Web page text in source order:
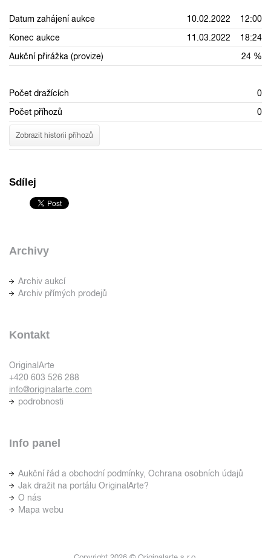
Datum zahájení aukce
10.02.2022 12:00
Konec aukce
11.03.2022 18:24
Aukční přirážka (provize)
24 %
Počet dražících
0
Počet příhozů
0
Zobrazit historii příhozů
Sdílej
Archivy
Archiv aukcí
Archiv přímých prodejů
Kontakt
OriginalArte
+420 603 526 288
info@originalarte.com
podrobnosti
Info panel
Aukční řád a obchodní podmínky, Ochrana osobních údajů
Jak dražit na portálu OriginalArte?
O nás
Mapa webu